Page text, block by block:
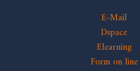
E-Mail
Dspace
Elearning
Form on line